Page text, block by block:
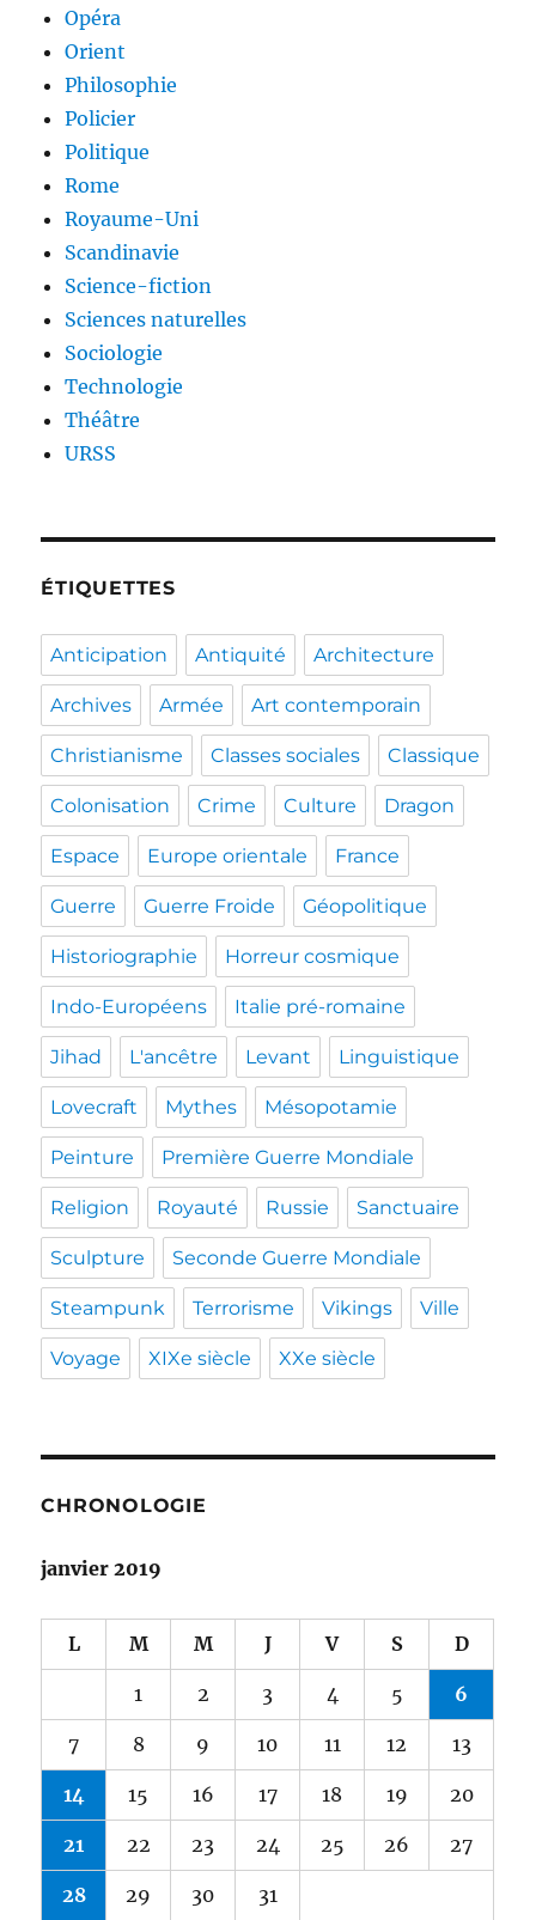
Opéra
Orient
Philosophie
Policier
Politique
Rome
Royaume-Uni
Scandinavie
Science-fiction
Sciences naturelles
Sociologie
Technologie
Théâtre
URSS
ÉTIQUETTES
Anticipation Antiquité Architecture
Archives Armée Art contemporain
Christianisme Classes sociales Classique
Colonisation Crime Culture Dragon
Espace Europe orientale France
Guerre Guerre Froide Géopolitique
Historiographie Horreur cosmique
Indo-Européens Italie pré-romaine
Jihad L'ancêtre Levant Linguistique
Lovecraft Mythes Mésopotamie
Peinture Première Guerre Mondiale
Religion Royauté Russie Sanctuaire
Sculpture Seconde Guerre Mondiale
Steampunk Terrorisme Vikings Ville
Voyage XIXe siècle XXe siècle
CHRONOLOGIE
janvier 2019
L M M J V S D
1 2 3 4 5 6
7 8 9 10 11 12 13
14 15 16 17 18 19 20
21 22 23 24 25 26 27
28 29 30 31